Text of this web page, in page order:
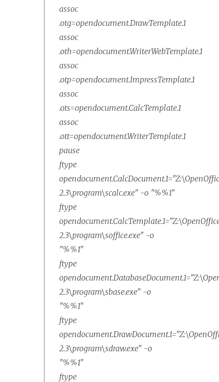
assoc
.otg=opendocument.DrawTemplate.1
assoc
.oth=opendocument.WriterWebTemplate.1
assoc
.otp=opendocument.ImpressTemplate.1
assoc
.ots=opendocument.CalcTemplate.1
assoc
.ott=opendocument.WriterTemplate.1
pause
ftype
2.3\program\scalc.exe" -o "%%1"
ftype
2.3\program\soffice.exe" -o
"%%1"
ftype
2.3\program\sbase.exe" -o
"%%1"
ftype
2.3\program\sdraw.exe" -o
"%%1"
ftype